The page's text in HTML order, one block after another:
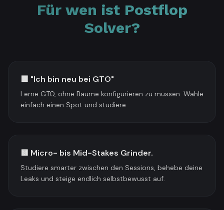
Für wen ist Postflop
Solver?
🟩 "Ich bin neu bei GTO"
Lerne GTO, ohne Bäume konfigurieren zu müssen. Wähle
einfach einen Spot und studiere.
🟨 Micro- bis Mid-Stakes Grinder.
Studiere smarter zwischen den Sessions, behebe deine
Leaks und steige endlich selbstbewusst auf.